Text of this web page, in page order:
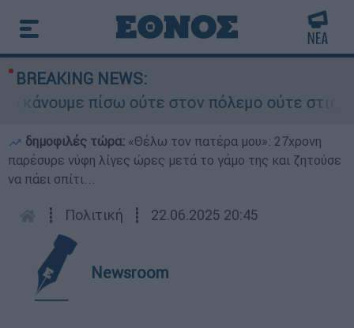
BREAKING NEWS:
πίσω ούτε στον πόλεμο ούτε στις
δημοφιλές τώρα: «Θέλω τον πατέρα μου»: 27χρονη
παρέσυρε νύφη λίγες ώρες μετά το γάμο της και ζητούσε
να πάει σπίτι...
┋ Πολιτική ┋ 22.06.2025 20:45
Newsroom